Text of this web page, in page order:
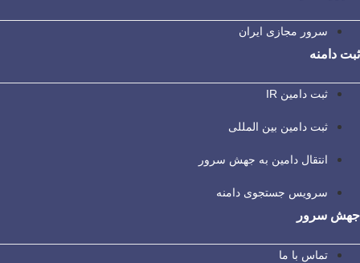
سرور مجازی ایران
ثبت دامنه
ثبت دامین IR
ثبت دامین بین المللی
انتقال دامین به جهش سرور
سرویس جستجوی دامنه
جهش سرور
تماس با ما